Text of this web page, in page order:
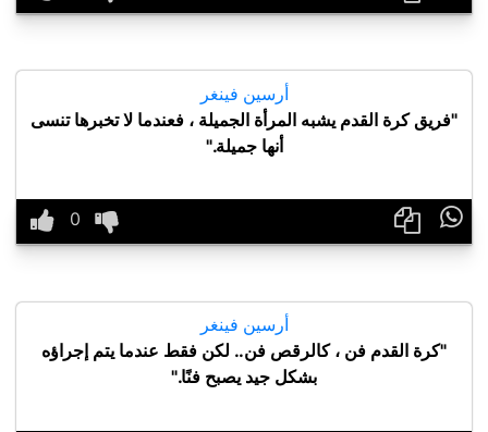
أرسين فينغر
"فريق كرة القدم يشبه المرأة الجميلة ، فعندما لا تخبرها تنسى
أنها جميلة."

أرسين فينغر
"كرة القدم فن ، كالرقص فن.. لكن فقط عندما يتم إجراؤه
بشكل جيد يصبح فنًا."